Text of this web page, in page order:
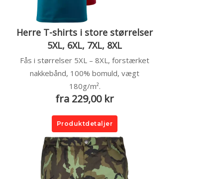
Herre T-shirts i store størrelser
5XL, 6XL, 7XL, 8XL
Fås i størrelser 5XL – 8XL, forstærket
nakkebånd, 100% bomuld, vægt
180g/m².
fra 229,00 kr
Produktdetaljer